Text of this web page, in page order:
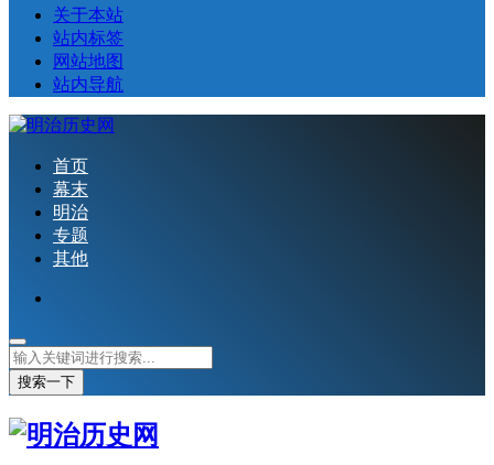
关于本站
站内标签
网站地图
站内导航
首页
幕末
明治
专题
其他
搜索一下